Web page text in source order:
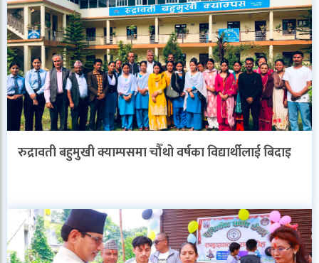
रुद्रावती बहुमुखी क्याम्पसमा चौँथो वर्षका विद्यार्थीलाई बिदाइ